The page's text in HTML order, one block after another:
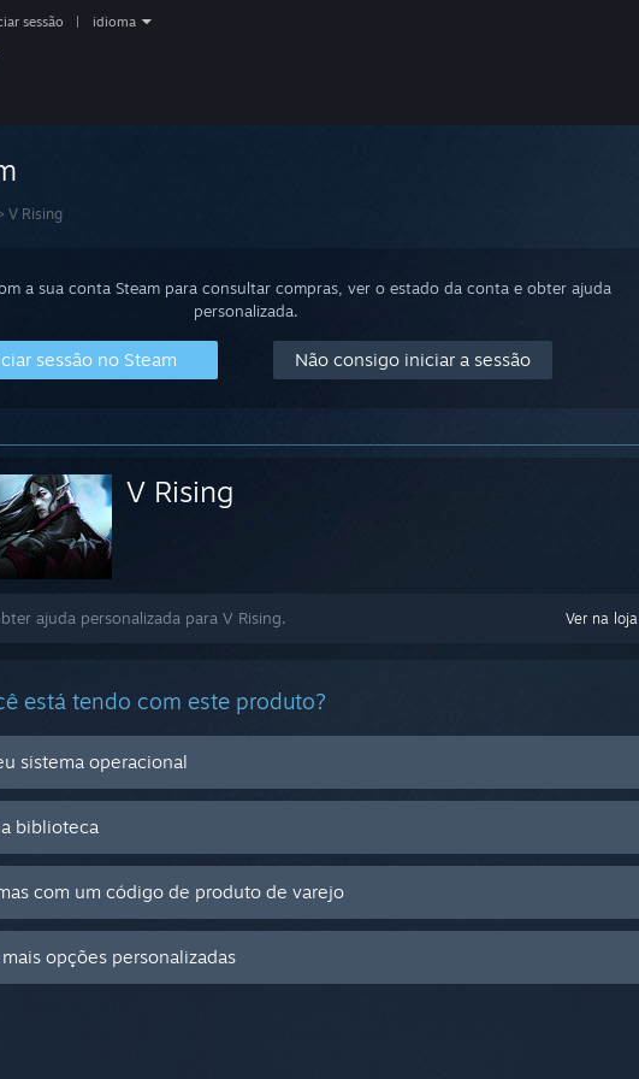
sessão idioma
V Rising
a sua conta Steam para consultar compras, ver o estado da conta e obter ajuda
personalizada.
sessão no Steam Não consigo iniciar a sessão
V Rising
Ver na loja
ajuda personalizada para V Rising.
está tendo com este produto?
sistema operacional
biblioteca
com um código de produto de varejo
opções personalizadas